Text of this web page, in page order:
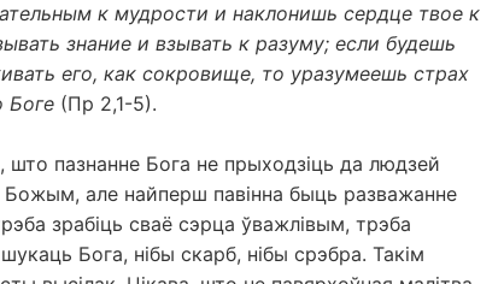
к мудрости и наклонишь сердце твое к
знание и взывать к разуму; если будешь
его, как сокровище, то уразумеешь страх
Боге (Пр 2,1-5).
што пазнанне Бога не прыходзіць да людзей
Божым, але найперш павінна быць разважанне
зрабіць сваё сэрца ўважлівым, трэба
Бога, нібы скарб, нібы срэбра. Такім